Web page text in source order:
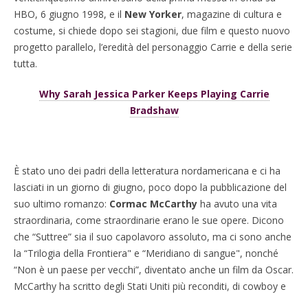
HBO, 6 giugno 1998, e il New Yorker, magazine di cultura e
costume, si chiede dopo sei stagioni, due film e questo nuovo
progetto parallelo, l’eredità del personaggio Carrie e della serie
tutta.
Why Sarah Jessica Parker Keeps Playing Carrie
Bradshaw
È stato uno dei padri della letteratura nordamericana e ci ha
lasciati in un giorno di giugno, poco dopo la pubblicazione del
suo ultimo romanzo: Cormac McCarthy ha avuto una vita
straordinaria, come straordinarie erano le sue opere. Dicono
che “Suttree” sia il suo capolavoro assoluto, ma ci sono anche
la “Trilogia della Frontiera" e “Meridiano di sangue", nonché
“Non è un paese per vecchi”, diventato anche un film da Oscar.
McCarthy ha scritto degli Stati Uniti più reconditi, di cowboy e